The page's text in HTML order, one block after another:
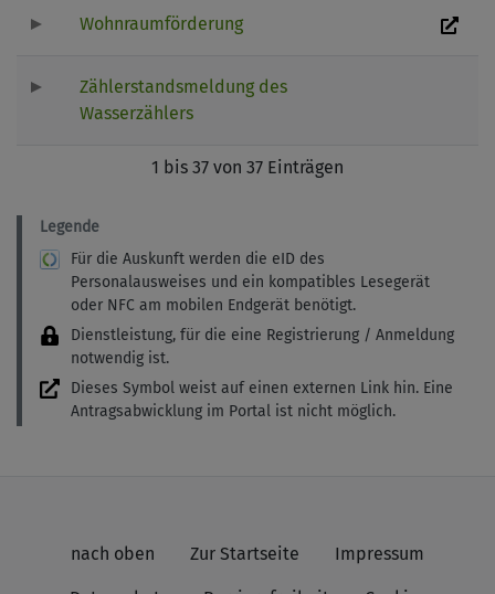
Wohnraumförderung
Zählerstandsmeldung des
Wasserzählers
1 bis 37 von 37 Einträgen
Legende
Für die Auskunft werden die eID des
Personalausweises und ein kompatibles Lesegerät
oder NFC am mobilen Endgerät benötigt.
Dienstleistung, für die eine Registrierung / Anmeldung
notwendig ist.
Dieses Symbol weist auf einen externen Link hin. Eine
Antragsabwicklung im Portal ist nicht möglich.
nach oben Zur Startseite Impressum